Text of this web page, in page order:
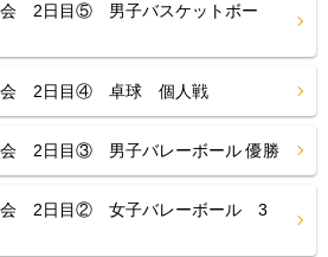
会 2日目⑤ 男子バスケットボー
会 2日目④ 卓球 個人戦
会 2日目③ 男子バレーボール 優勝
会 2日目② 女子バレーボール 3